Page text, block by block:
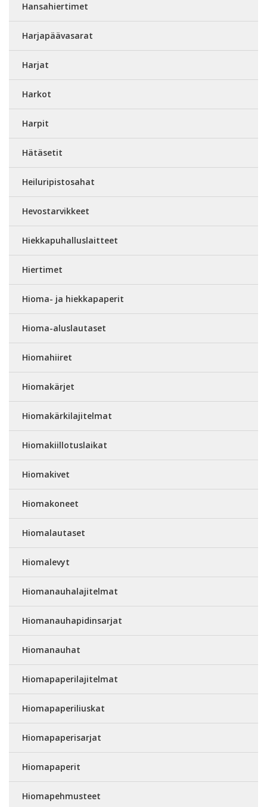
Hansahiertimet
Harjapäävasarat
Harjat
Harkot
Harpit
Hätäsetit
Heiluripistosahat
Hevostarvikkeet
Hiekkapuhalluslaitteet
Hiertimet
Hioma- ja hiekkapaperit
Hioma-aluslautaset
Hiomahiiret
Hiomakärjet
Hiomakärkilajitelmat
Hiomakiillotuslaikat
Hiomakivet
Hiomakoneet
Hiomalautaset
Hiomalevyt
Hiomanauhalajitelmat
Hiomanauhapidinsarjat
Hiomanauhat
Hiomapaperilajitelmat
Hiomapaperiliuskat
Hiomapaperisarjat
Hiomapaperit
Hiomapehmusteet